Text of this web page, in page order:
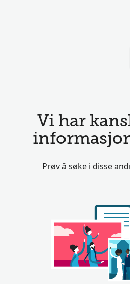
Vi har
Prøv å søke i disse